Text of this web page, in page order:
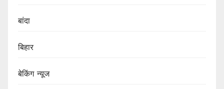
बांदा
बिहार
बेकिंग न्यूज